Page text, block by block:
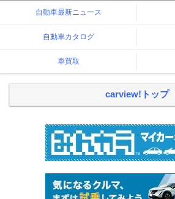
自動車最新ニュース
自動車カタログ
車買取
carview!トップ